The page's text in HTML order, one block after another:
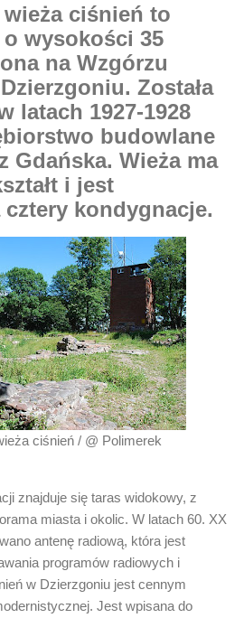
ciśnień to
wysokości 35
na Wzgórzu
Została
latach 1927-1928
budowlane
Gdańska. Wieża ma
i jest
kondygnacje.
ciśnień / @ Polimerek
znajduje się taras widokowy, z
miasta i okolic. W latach 60. XX
antenę radiową, która jest
programów radiowych i
w Dzierzgoniu jest cennym
Jest wpisana do